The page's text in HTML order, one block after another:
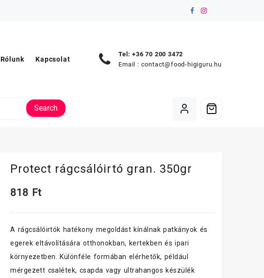
Rólunk Kapcsolat
Tel: +36 70 200 3472
Email : contact@food-higiguru.hu
Search
Protect rágcsálóirtó gran. 350gr
818 Ft
A rágcsálóirtók hatékony megoldást kínálnak patkányok és
egerek eltávolítására otthonokban, kertekben és ipari
környezetben. Különféle formában elérhetők, például
mérgezett csalétek, csapda vagy ultrahangos készülék